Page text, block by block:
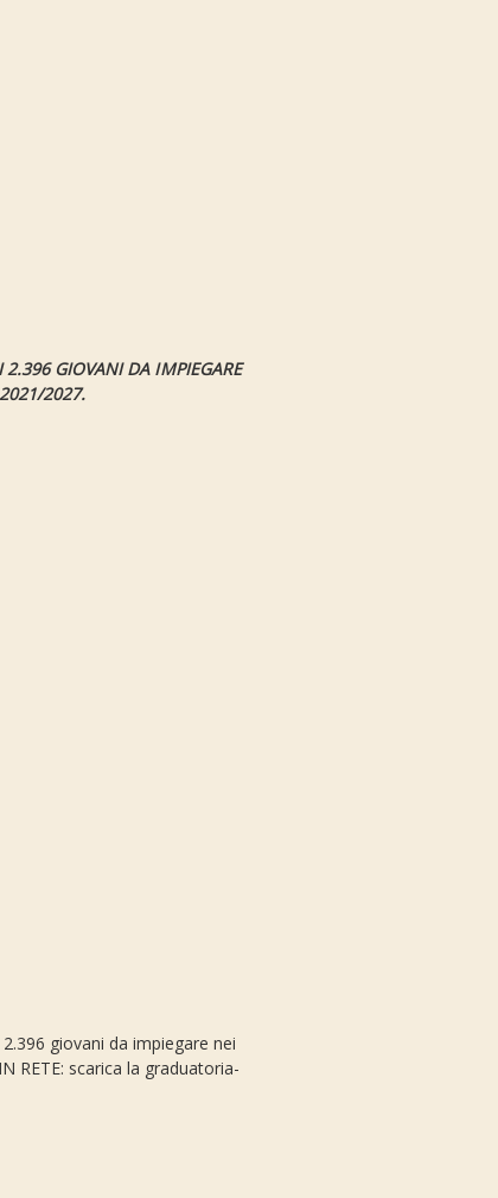
2.396 GIOVANI DA IMPIEGARE
2021/2027.
giovani da impiegare nei
RETE: scarica la graduatoria-